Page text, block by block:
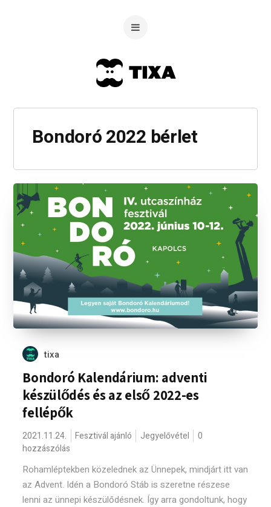
Bondoró 2022 bérlet
tixa
Bondoró Kalendárium: adventi
készülődés és az első 2022-es
fellépők
2021.11.24. Fesztivál ajánló Jegyelővétel
0
hozzászólás
Rohamléptekben közelednek az Ünnepek, mindjárt itt van
az Advent. Idén a Bondoró Stáb is szeretne részese
lenni az ünnepi készülődésnek. Így arra gondoltunk, hogy